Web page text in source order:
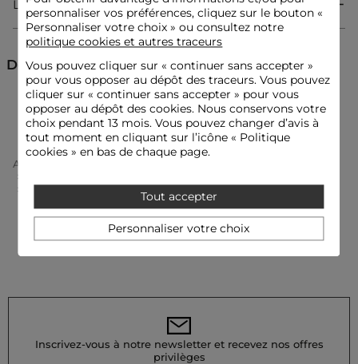
Robe courte
Fluide
Cache coeur
Sans manches
Ceinturé
Crêpe
Idées look
La robe ceinturée s'associe à des sandales délicates et un sac
structuré pour une allure féminine et sophistiquée.
Ce vêtement fluide peut être sublimé par une veste courte
texturée et des escarpins élégants, révélant toute sa
Conseil entretien
température moyenne, sans dépasser 150°. Le sèche-linge et
le lavage à sec sont fortement déconseillés.
Référence : 32536311072331159 261-RSAMYA
Livraison & Retour
Découvrez aussi
Robes courtes Robes
Accueil
Robe Courte Cache Coeur Creme Femme
Inscrivez-vous à notre newsletter et recevez nos offres
privilèges
personnaliser vos préférences, cliquez sur le bouton «
Personnaliser votre choix » ou consultez notre
politique cookies et autres traceurs
Vous pouvez cliquer sur « continuer sans accepter»
pour vous opposer au dépôt des traceurs. Vous pouvez
cliquer sur « continuer sans accepter » pour vous
opposer au dépôt des cookies. Nous conservons votre
choix pendant 13 mois. Vous pouvez changer d’avis à
tout moment en cliquant sur l’icône « Politique
cookies » en bas de chaque page.
Tout accepter
Personnaliser votre choix